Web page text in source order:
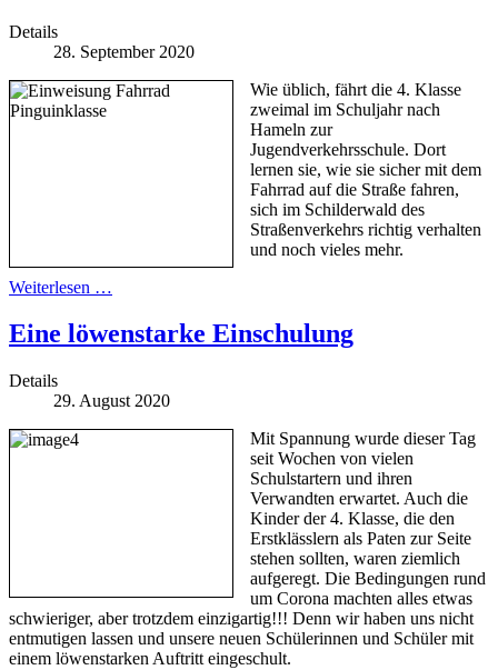
Details
28. September 2020
Wie üblich, fährt die 4. Klasse
zweimal im Schuljahr nach
Hameln zur
Jugendverkehrsschule. Dort
lernen sie, wie sie sicher mit dem
Fahrrad auf die Straße fahren,
sich im Schilderwald des
Straßenverkehrs richtig verhalten
und noch vieles mehr.
Weiterlesen …
Eine löwenstarke Einschulung
Details
29. August 2020
Mit Spannung wurde dieser Tag
seit Wochen von vielen
Schulstartern und ihren
Verwandten erwartet. Auch die
Kinder der 4. Klasse, die den
Erstklässlern als Paten zur Seite
stehen sollten, waren ziemlich
aufgeregt. Die Bedingungen rund
um Corona machten alles etwas
schwieriger, aber trotzdem einzigartig!!! Denn wir haben uns nicht
entmutigen lassen und unsere neuen Schülerinnen und Schüler mit
einem löwenstarken Auftritt eingeschult.